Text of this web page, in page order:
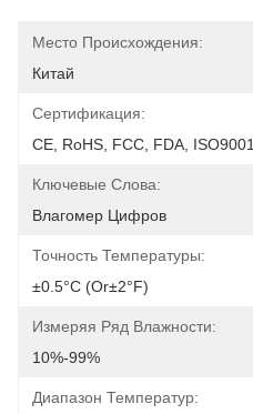
Место Происхождения:
Китай
Сертификация:
CE, RoHS, FCC, FDA, ISO9001
Ключевые Слова:
Влагомер Цифров
Точность Температуры:
±0.5°C (or±2°F)
Измеряя Ряд Влажности:
10%-99%
Диапазон Температур: